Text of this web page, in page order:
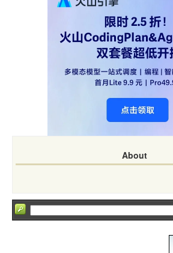
About